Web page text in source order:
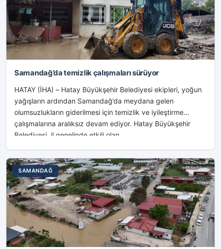
Samandağ’da temizlik çalışmaları sürüyor
HATAY (İHA) – Hatay Büyükşehir Belediyesi ekipleri, yoğun
yağışların ardından Samandağ’da meydana gelen
olumsuzlukların giderilmesi için temizlik ve iyileştirme
çalışmalarına aralıksız devam ediyor. Hatay Büyükşehir
Belediyesi, il genelinde etkili olan...
SAMANDAĞ